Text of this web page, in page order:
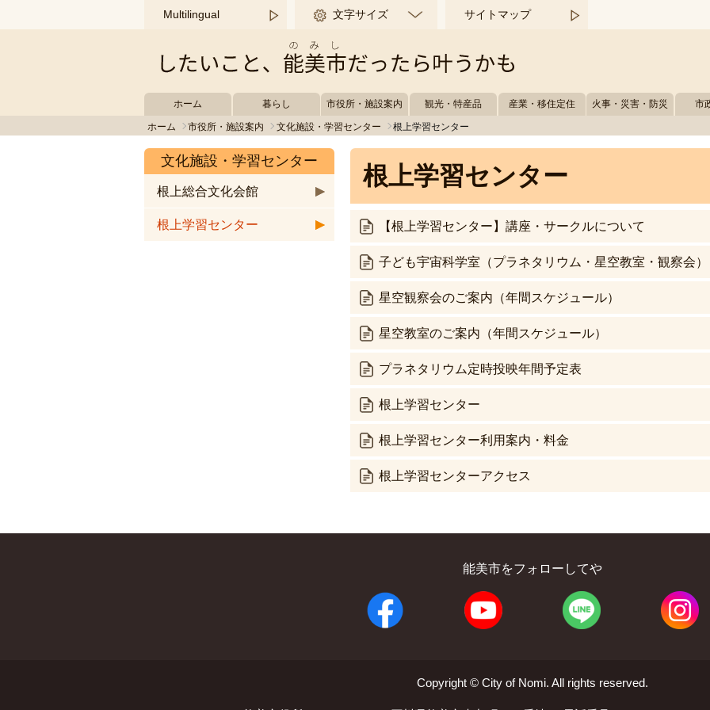
このページの本文へ移動するMultilingual 文字サイズ サイトマップ
ホーム 暮らし 市役所・施設案内 観光・特産品 産業・移住定住 火事・災害・防災 市
ホーム 市役所・施設案内 文化施設・学習センター 根上学習センター
根上学習センター
【根上学習センター】講座・サークルについて
子ども宇宙科学室（プラネタリウム・星空教室・観察会）
星空観察会のご案内（年間スケジュール）
星空教室のご案内（年間スケジュール）
プラネタリウム定時投映年間予定表
根上学習センター
根上学習センター利用案内・料金
根上学習センターアクセス
文化施設・学習センター
根上総合文化会館
根上学習センター
能美市をフォローしてや
Copyright © City of Nomi. All rights reserved.